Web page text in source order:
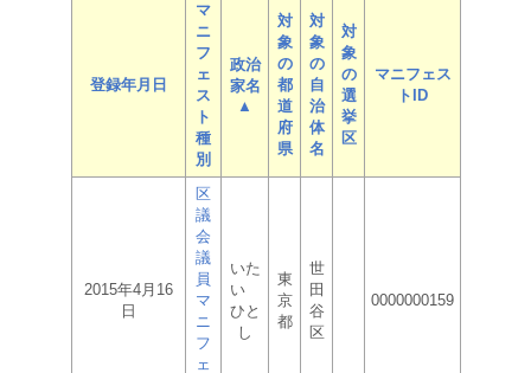
登録年月日
マ
ニ
フ
ェ
ス
ト
種
別
政治
家名
▲
対
象
の
都
道
府
県
対
象
の
自
治
体
名
対
象
の
選
挙
区
マニフェス
トID
2015年4月16
日
区
議
会
議
員
マ
ニ
フ
ェ
いた
い
ひと
し
東
京
都
世
田
谷
区
0000000159